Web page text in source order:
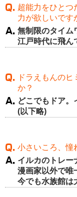
超能力をひとつ
力が欲しいです
無制限のタイム
江戸時代に飛ん
ドラえもんの
か？
どこでもドア。
(以下略)
小さいころ、憧
イルカのトレー
漫画家以外で唯
今でも水族館は